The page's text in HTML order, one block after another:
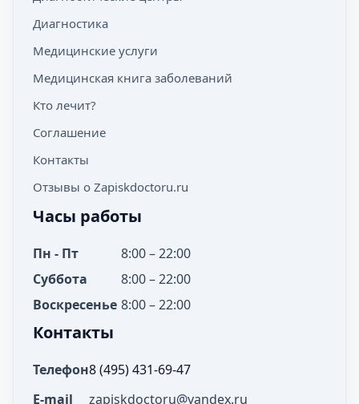
Диагностика
Медицинские услуги
Медицинская книга заболеваний
Кто лечит?
Соглашение
Контакты
Отзывы о Zapiskdoctoru.ru
Часы работы
Пн - Пт
8:00 – 22:00
Суббота
8:00 – 22:00
Воскресенье 8:00 – 22:00
Контакты
Телефон8 (495) 431-69-47
E-mail
zapiskdoctoru@yandex.ru